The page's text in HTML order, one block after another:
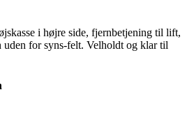
i højre side, fjernbetjening til lift,
uden for syns-felt. Velholdt og klar til